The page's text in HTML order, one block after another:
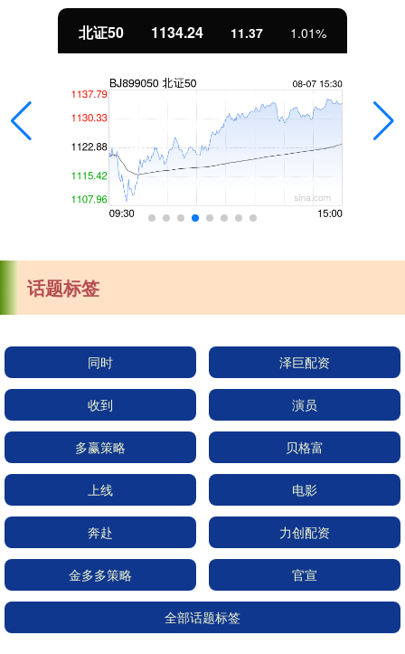
北证50 1134.24 11.37 1.01%
话题标签
同时 泽巨配资
收到 演员
多赢策略 贝格富
上线 电影
奔赴 力创配资
金多多策略 官宣
全部话题标签